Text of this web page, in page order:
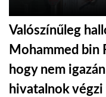
GLOBOTV BP
Valószínűleg
Mohammed bin
hogy nem
hivatalnok végzi